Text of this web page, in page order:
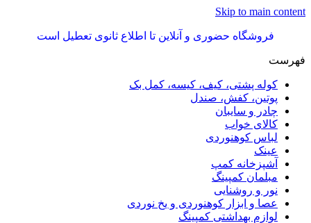
Skip to main content
فروشگاه حضوری و آنلاین تا اطلاع ثانوی تعطیل است
فهرست
کوله پشتی، کیف، کیسه، کمل بک
پوتین، کفش، صندل
چادر و سایبان
کالای خواب
لباس کوهنوردی
عینک
آشپزخانه کمپ
مبلمان کمپینگ
نور و روشنایی
عصا و ابزار کوهنوردی و یخ نوردی
لوازم بهداشتی کمپینگ